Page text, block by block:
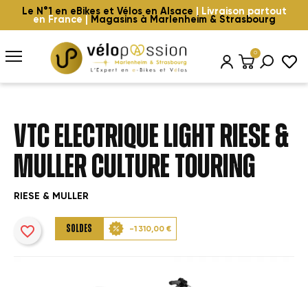
Le N°1 en eBikes et Vélos en Alsace | Livraison partout
en France | Magasins à Marlenheim & Strasbourg
0
VTC ELECTRIQUE LIGHT RIESE &
MULLER CULTURE TOURING
RIESE & MULLER
favorite_border SOLDES -1 310,00 €